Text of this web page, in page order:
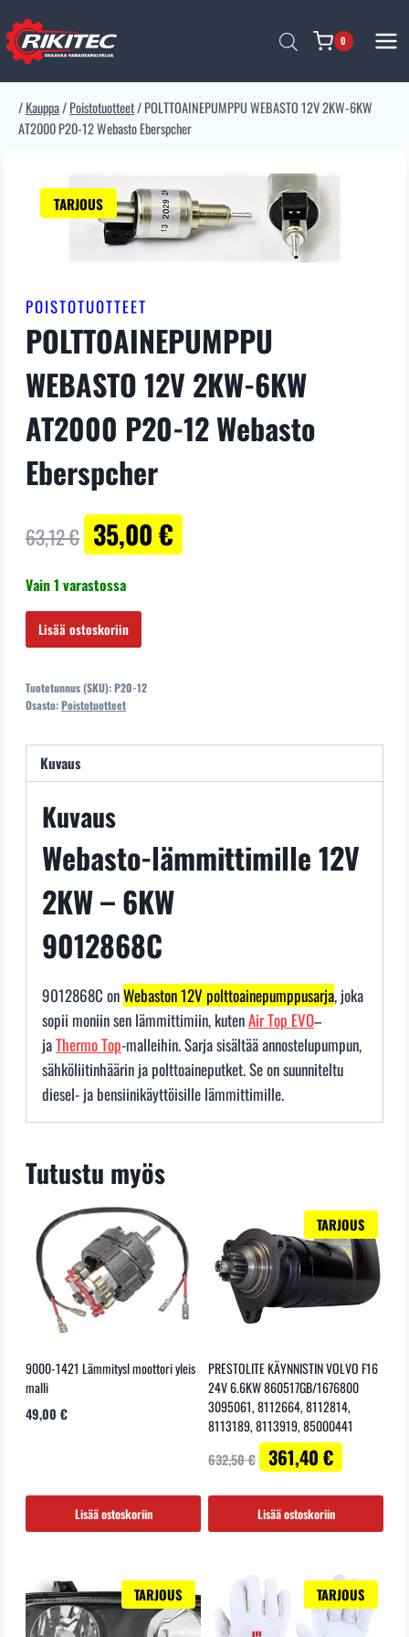
sisältöön
0
/Kauppa/Poistotuotteet/POLTTOAINEPUMPPU WEBASTO 12V 2KW-6KW
AT2000 P20-12 Webasto Eberspcher
TARJOUS
POISTOTUOTTEET
POLTTOAINEPUMPPU
WEBASTO 12V 2KW-6KW
AT2000 P20-12 Webasto
Eberspcher
63,12€ Alkuperäinen
hinta
oli:
63,12 €.
35,00€
hinta
Vain 1 varastossa
POLTTOAINEPUMPPU
WEBASTO
2KW-
AT2000
P20-
Webasto
Eberspcher
määrä
Lisää ostoskoriin
Tuotetunnus (SKU):P20-12
Osasto:Poistotuotteet
Kuvaus
Kuvaus
Webasto-lämmittimille 12V
2KW – 6KW
9012868C
9012868C onWebaston 12V polttoainepumppusarja, joka
sopii moniin sen lämmittimiin, kutenAir Top EVO–
jaThermo Top-malleihin. Sarja sisältää annostelupumpun,
sähköliitinhäärin ja polttoaineputket. Se on suunniteltu
diesel- ja bensiinikäyttöisille lämmittimille.
Tutustu myös
9000-1421 Lämmitysl moottori yleis
malli
49,00 €
Lisää ostoskoriin
TARJOUS
PRESTOLITE KÄYNNISTIN VOLVO F16
24V 6.6KW 860517GB/1676800
3095061, 8112664, 8112814,
8113189, 8113919, 85000441
632,50€Alkuperäinen
hinta
oli:
632,50 €.
361,40 € Nykyinen
hinta
on:
Lisää ostoskoriin
TARJOUS TARJOUS